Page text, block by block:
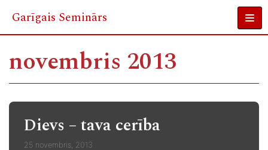
Skip
content
Garīgais Seminārs
novembris 2013
Dievs – tava cerība
25 novembris, 2013